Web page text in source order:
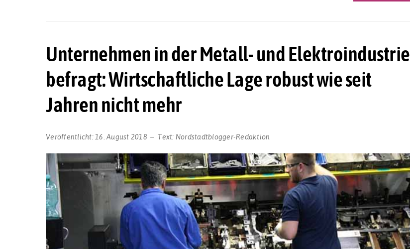
Unternehmen in der Metall- und Elektroindustrie
befragt: Wirtschaftliche Lage robust wie seit
Jahren nicht mehr
Veröffentlicht: 16. August 2018 Text: Nordstadtblogger-Redaktion